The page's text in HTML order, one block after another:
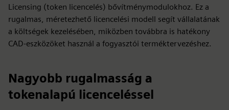
Licensing (token licencelés) bővítménymodulokhoz. Ez a
rugalmas, méretezhető licencelési modell segít vállalatának
a költségek kezelésében, miközben továbbra is hatékony
CAD-eszközöket használ a fogyasztói terméktervezéshez.
Nagyobb rugalmasság a
tokenalapú licenceléssel